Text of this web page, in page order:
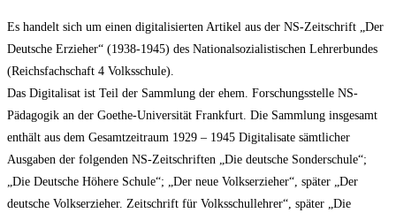
Es handelt sich um einen digitalisierten Artikel aus der NS-Zeitschrift „Der
Deutsche Erzieher“ (1938-1945) des Nationalsozialistischen Lehrerbundes
(Reichsfachschaft 4 Volksschule).
Das Digitalisat ist Teil der Sammlung der ehem. Forschungsstelle NS-
Pädagogik an der Goethe-Universität Frankfurt. Die Sammlung insgesamt
enthält aus dem Gesamtzeitraum 1929 – 1945 Digitalisate sämtlicher
Ausgaben der folgenden NS-Zeitschriften „Die deutsche Sonderschule“;
„Die Deutsche Höhere Schule“; „Der neue Volkserzieher“, später „Der
deutsche Volkserzieher. Zeitschrift für Volksschullehrer“, später „Die